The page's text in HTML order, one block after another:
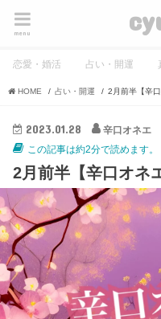
menu
恋愛・婚活 占い・開運
HOME 占い・開運
2023.01.28
辛口オネエ
この記事は約2分で読めます。
2月前半【辛口オネ